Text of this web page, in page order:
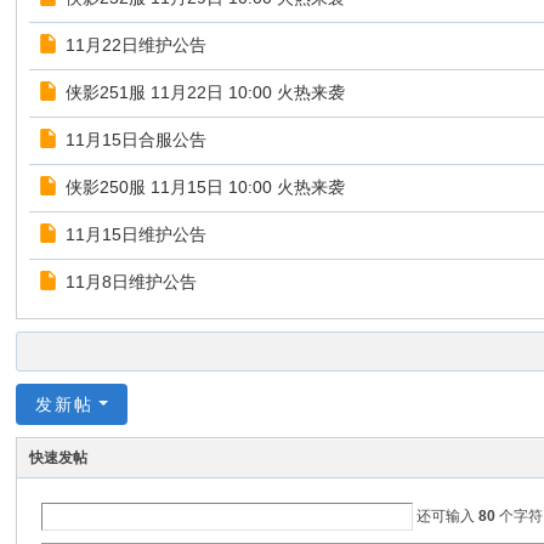
11月22日维护公告
侠影251服 11月22日 10:00 火热来袭
11月15日合服公告
侠影250服 11月15日 10:00 火热来袭
11月15日维护公告
11月8日维护公告
发新帖
快速发帖
还可输入80 个字符